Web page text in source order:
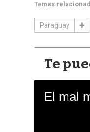
Temas
Paraguay
Te